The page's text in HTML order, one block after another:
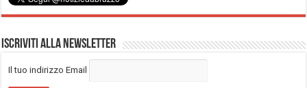
Iscriviti alla Newsletter
Il tuo indirizzo Email